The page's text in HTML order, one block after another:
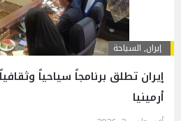
إيران, السياحة
إيران تطلق برنامجاً سياحياً
أرمينيا